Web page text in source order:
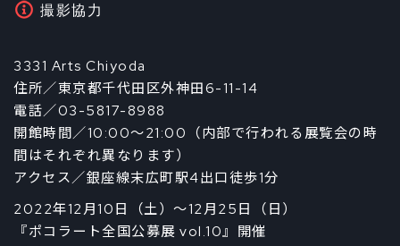
撮影協力
3331 Arts Chiyoda
住所／東京都千代田区外神田6-11-14
電話／03-5817-8988
開館時間／10:00～21:00（内部で行われる展覧会の時
間はそれぞれ異なります）
アクセス／銀座線末広町駅4出口徒歩1分
2022年12月10日（土）～12月25日（日）
『ポコラート全国公募展 vol.10』開催